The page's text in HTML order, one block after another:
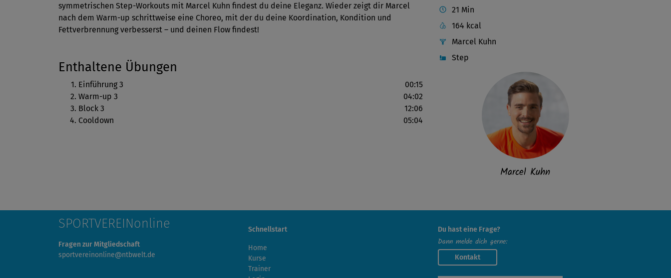
symmetrischen Step-Workouts mit Marcel Kuhn findest du deine Eleganz. Wieder zeigt dir Marcel
nach dem Warm-up schrittweise eine Choreo, mit der du deine Koordination, Kondition und
Fettverbrennung verbesserst – und deinen Flow findest!
Enthaltene Übungen
Einführung 3
00:15
Warm-up 3
04:02
Block 3
12:06
Cooldown
05:04
21 Min
164 kcal
Marcel Kuhn
Step
Marcel Kuhn
SPORTVEREINonline
Fragen zur Mitgliedschaft
sportvereinonline@ntbwelt.de
Schnellstart
Home
Kurse
Trainer
Du hast eine Frage?
Dann melde dich gerne:
Kontakt